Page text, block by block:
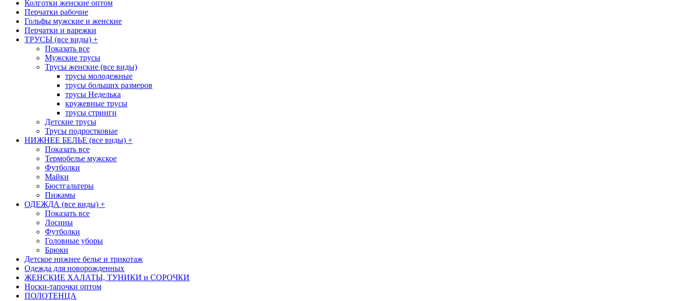
Колготки женские оптом
Перчатки рабочие
Гольфы мужские и женские
Перчатки и варежки
ТРУСЫ (все виды) +
Показать все
Мужские трусы
Трусы женские (все виды)
трусы молодежные
трусы больших размеров
трусы Неделька
кружевные трусы
трусы стринги
Детские трусы
Трусы подростковые
НИЖНЕЕ БЕЛЬЕ (все виды) +
Показать все
Термобелье мужское
Футболки
Майки
Бюстгальтеры
Пижамы
ОДЕЖДА (все виды) +
Показать все
Лосины
Футболки
Головные уборы
Брюки
Детское нижнее белье и трикотаж
Одежда для новорожденных
ЖЕНСКИЕ ХАЛАТЫ, ТУНИКИ и СОРОЧКИ
Носки-тапочки оптом
ПОЛОТЕНЦА